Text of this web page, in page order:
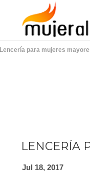
Lencería para mujeres
LENCERÍA
Jul 18, 2017